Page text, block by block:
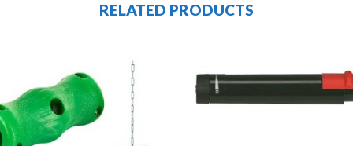
RELATED PRODUCTS